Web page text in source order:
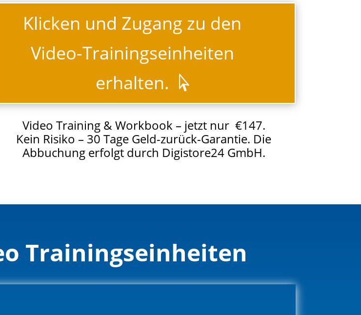
Klicken und Zugang zu den
Video-Trainingseinheiten
erhalten.
Video Training & Workbook – jetzt nur €147.
Kein Risiko – 30 Tage Geld-zurück-Garantie. Die
Abbuchung erfolgt durch Digistore24 GmbH.
Trainingseinheiten